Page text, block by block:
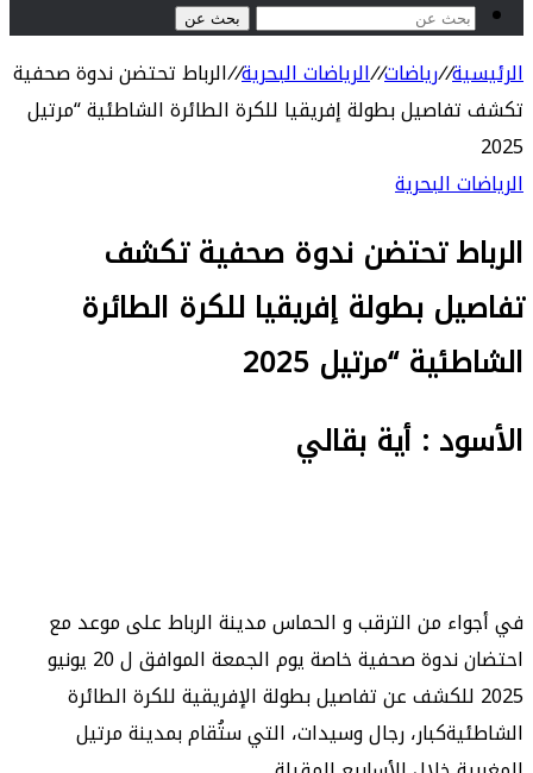
بحث عن
الرئيسية//رياضات//الرياضات البحرية//الرباط تحتضن ندوة صحفية
تكشف تفاصيل بطولة إفريقيا للكرة الطائرة الشاطئية “مرتيل
2025
الرياضات البحرية
الرباط تحتضن ندوة صحفية تكشف
تفاصيل بطولة إفريقيا للكرة الطائرة
الشاطئية “مرتيل 2025
الأسود : أية بقالي
في أجواء من الترقب و الحماس مدينة الرباط على موعد مع
احتضان ندوة صحفية خاصة يوم الجمعة الموافق ل 20 يونيو
2025 للكشف عن تفاصيل بطولة الإفريقية للكرة الطائرة
الشاطئيةكبار، رجال وسيدات، التي ستُقام بمدينة مرتيل